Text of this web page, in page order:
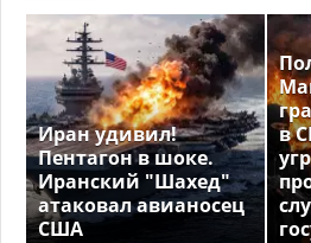
Иран удивил!
Пентагон в шоке.
Иранский "Шахед"
атаковал авианосец
США
в